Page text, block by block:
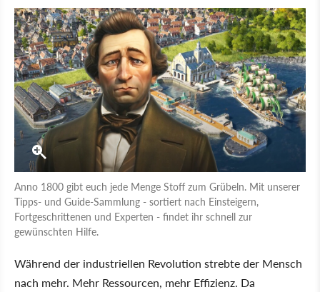
Anno 1800 gibt euch jede Menge Stoff zum Grübeln. Mit unserer
Tipps- und Guide-Sammlung - sortiert nach Einsteigern,
Fortgeschrittenen und Experten - findet ihr schnell zur
gewünschten Hilfe.
Während der industriellen Revolution strebte der Mensch
nach mehr. Mehr Ressourcen, mehr Effizienz. Da